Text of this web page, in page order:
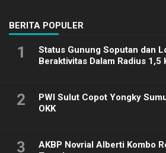
BERITA POPULER
1
Status Gunung Soputan dan
Beraktivitas Dalam Radius 1,5
2
PWI Sulut Copot Yongky
OKK
3
AKBP Novrial Alberti Kombo